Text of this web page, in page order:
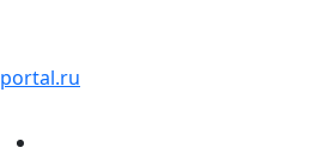
portal.ru